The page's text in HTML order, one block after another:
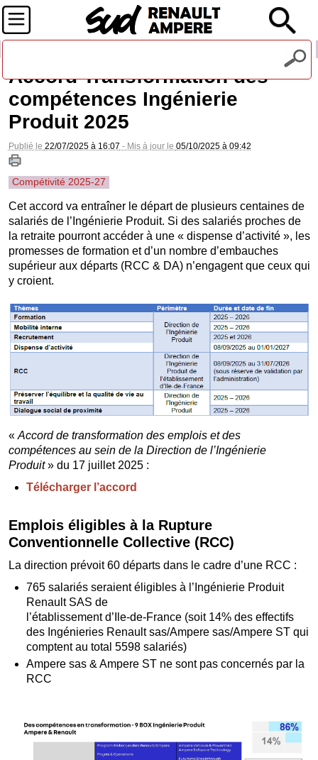
Accord Transformation des
compétences Ingénierie
Produit 2025
Publié le 22/07/2025 à 16:07 - Mis à jour le 05/10/2025 à 09:42
Compétivité 2025-27
Cet accord va entraîner le départ de plusieurs centaines de
salariés de l’Ingénierie Produit. Si des salariés proches de
la retraite pourront accéder à une « dispense d’activité », les
promesses de formation et d’un nombre d’embauches
supérieur aux départs (RCC & DA) n’engagent que ceux qui
y croient.
« Accord de transformation des emplois et des
compétences au sein de la Direction de l’Ingénierie
Produit» du 17 juillet 2025 :
Télécharger l’accord
Emplois éligibles à la Rupture
Conventionnelle Collective (RCC)
La direction prévoit 60 départs dans le cadre d’une RCC :
765 salariés seraient éligibles à l’Ingénierie Produit
Renault SAS de
l’établissement d’Ile-de-France (soit 14% des effectifs
des Ingénieries Renault sas/Ampere sas/Ampere ST qui
comptent au total 5598 salariés)
Ampere sas & Ampere ST ne sont pas concernés par la
RCC